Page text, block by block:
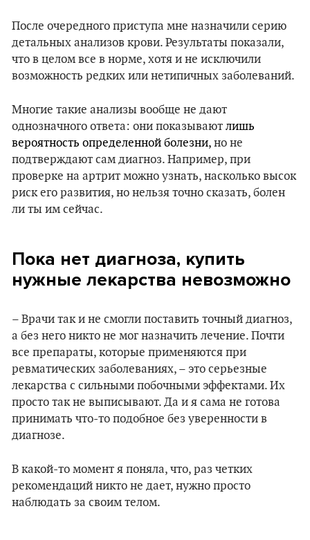
После очередного приступа мне назначили серию
детальных анализов крови. Результаты показали,
что в целом все в норме, хотя и не исключили
возможность редких или нетипичных заболеваний.
Многие такие анализы вообще не дают
однозначного ответа: они показывают лишь
вероятность определенной болезни, но не
подтверждают сам диагноз. Например, при
проверке на артрит можно узнать, насколько высок
риск его развития, но нельзя точно сказать, болен
ли ты им сейчас.
Пока нет диагноза, купить
нужные лекарства невозможно
– Врачи так и не смогли поставить точный диагноз,
а без него никто не мог назначить лечение. Почти
все препараты, которые применяются при
ревматических заболеваниях, – это серьезные
лекарства с сильными побочными эффектами. Их
просто так не выписывают. Да и я сама не готова
принимать что-то подобное без уверенности в
диагнозе.
В какой-то момент я поняла, что, раз четких
рекомендаций никто не дает, нужно просто
наблюдать за своим телом.